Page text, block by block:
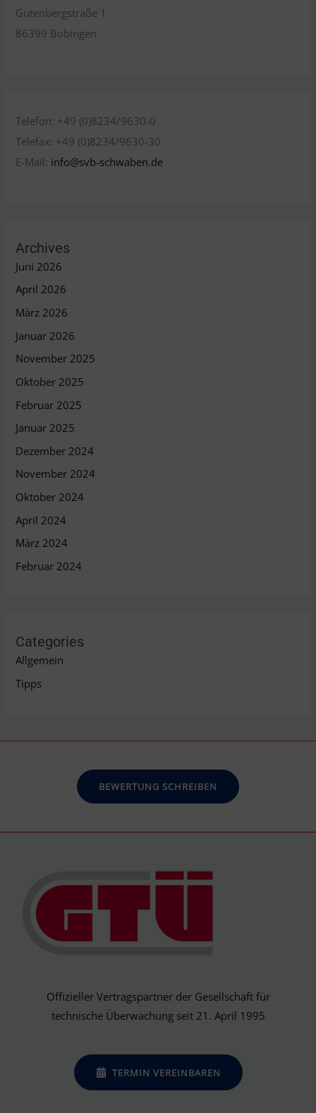
Gutenbergstraße 1
86399 Bobingen
Telefon: +49 (0)8234/9630-0
Telefax: +49 (0)8234/9630-30
E-Mail: info@svb-schwaben.de
Archives
Juni 2026
April 2026
März 2026
Januar 2026
November 2025
Oktober 2025
Februar 2025
Januar 2025
Dezember 2024
November 2024
Oktober 2024
April 2024
März 2024
Februar 2024
Categories
Allgemein
Tipps
BEWERTUNG SCHREIBEN
Offizieller Vertragspartner der Gesellschaft für
technische Überwachung seit 21. April 1995
TERMIN VEREINBAREN